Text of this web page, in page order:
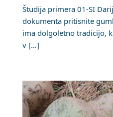
Študija primera 01-SI
dokumenta pritisnite
ima dolgoletno tradicijo,
v […]